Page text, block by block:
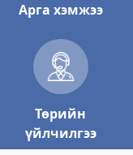
Арга хэмжээ
Төрийн
үйлчилгээ